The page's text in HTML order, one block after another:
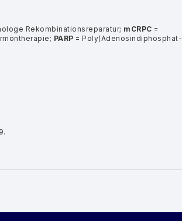
Rekombinationsreparatur; mCRPC =
PARP = Poly(Adenosindiphosphat-